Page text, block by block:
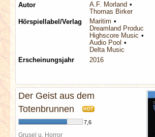
ARCHIV
Autor
A.F. Morland
Thomas Birker
Hörspiellabel/Verlag
Maritim
Dreamland Productions
Highscore Music
Audio Pool
Delta Music
Erscheinungsjahr
2016
Der Geist aus dem
Totenbrunnen
HOT
7,6
Grusel u. Horror